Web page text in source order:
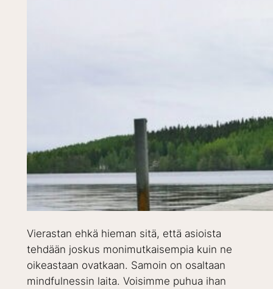
Vierastan ehkä hieman sitä, että asioista
tehdään joskus monimutkaisempia kuin ne
oikeastaan ovatkaan. Samoin on osaltaan
mindfulnessin laita. Voisimme puhua ihan